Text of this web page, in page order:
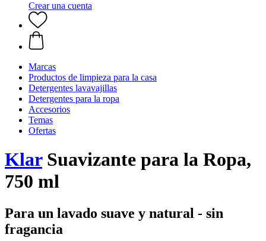
Crear una cuenta
Marcas
Productos de limpieza para la casa
Detergentes lavavajillas
Detergentes para la ropa
Accesorios
Temas
Ofertas
KlarSuavizante para la Ropa,
750 ml
Para un lavado suave y natural - sin
fragancia